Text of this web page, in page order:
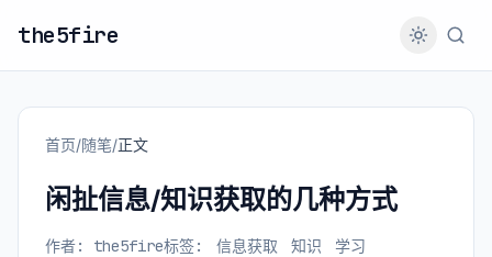
the5fire
首页/随笔/正文
闲扯信息/知识获取的几种方式
作者: the5fire标签: 信息获取 知识
学习